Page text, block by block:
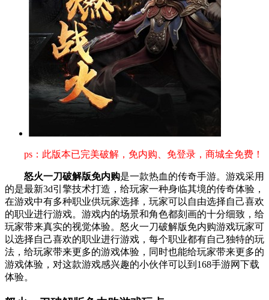
ps：此版本已完美破解，免内购、免登录，商城全免费！
怒火一刀破解版免内购是一款热血的传奇手游。游戏采用
的是最新3d引擎技术打造，给玩家一种身临其境的传奇体验，
在游戏中有多种职业供玩家选择，玩家可以自由选择自己喜欢
的职业进行游戏。游戏内的场景和角色都刻画的十分细致，给
玩家带来真实的视觉体验。怒火一刀破解版免内购游戏玩家可
以选择自己喜欢的职业进行游戏，每个职业都有自己独特的玩
法，给玩家带来更多的游戏体验，同时也能给玩家带来更多的
游戏体验，对这款游戏感兴趣的小伙伴可以到168手游网下载
体验。